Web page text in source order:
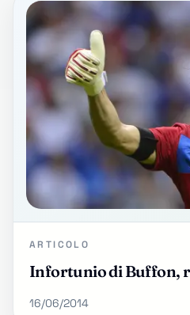
ARTICOLO
Infortunio di Buffon,
16/06/2014